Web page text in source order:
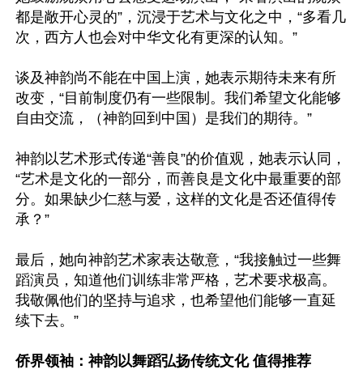
都是敞开心灵的”，沉浸于艺术与文化之中，“多看几
次，西方人也会对中华文化有更深的认知。”
谈及神韵尚不能在中国上演，她表示期待未来有所
改变，“目前制度仍有一些限制。我们希望文化能够
自由交流，（神韵回到中国）是我们的期待。”
神韵以艺术形式传递“善良”的价值观，她表示认同，
“艺术是文化的一部分，而善良是文化中最重要的部
分。如果缺少仁慈与爱，这样的文化是否还值得传
承？”
最后，她向神韵艺术家表达敬意，“我接触过一些舞
蹈演员，知道他们训练非常严格，艺术要求极高。
我敬佩他们的坚持与追求，也希望他们能够一直延
续下去。”
侨界领袖：神韵以舞蹈弘扬传统文化 值得推荐